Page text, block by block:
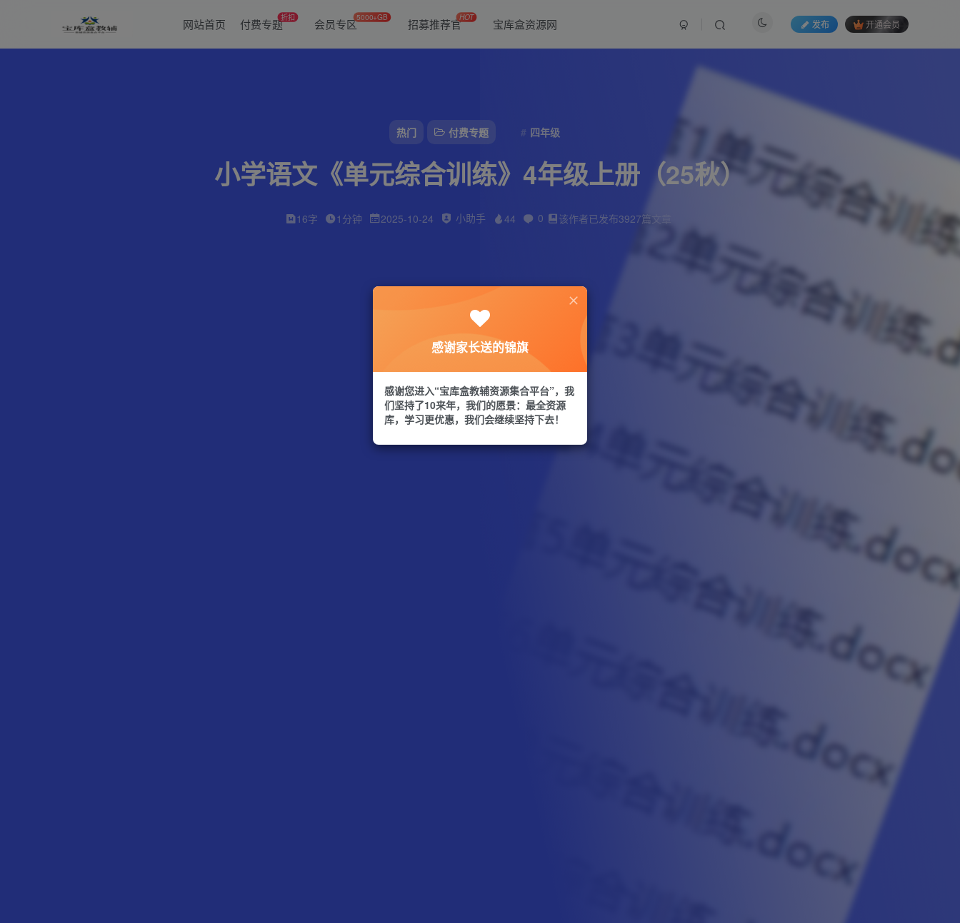
热门 付费专题 四年级
小学语文《单元综合训练》4年级上册（25秋）
16字 1分钟 2025-10-24 小助手 44 0 该作者已发布3927篇文章
网站首页 付费专题折扣 会员专区5000+GB 招募推荐官HOT 宝库盒资源网 发布 开通会员
感谢家长送的锦旗
感谢您进入“宝库盒教辅资源集合平台”，我
们坚持了10来年，我们的愿景：最全资源
库，学习更优惠，我们会继续坚持下去！